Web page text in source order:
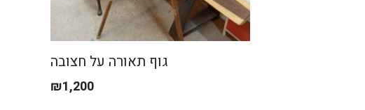
גוף תאורה על חצובה
₪1,200